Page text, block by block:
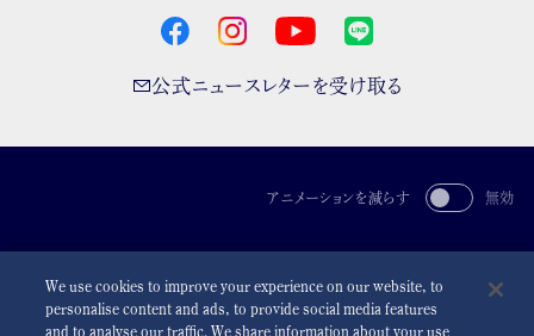
公式ニュースレターを受け取る
アニメーションを減らす 無効
アクセシビリティ
We use cookies to improve your experience on our website, to
personalise content and ads, to provide social media features
and to analyse our traffic. We share information about your use